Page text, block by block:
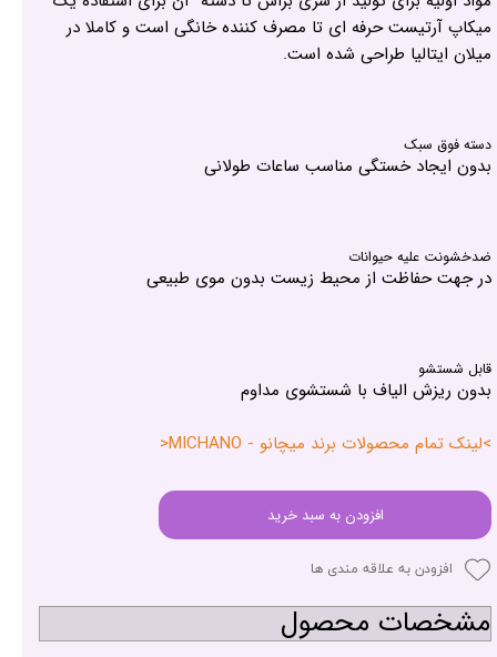
میکاپ آرتیست حرفه ای تا مصرف کننده خانگی است و کاملا در
میلان ایتالیا طراحی شده است.
دسته فوق سبک
بدون ایجاد خستگی مناسب ساعات طولانی
ضدخشونت علیه حیوانات
در جهت حفاظت از محیط زیست بدون موی طبیعی
قابل شستشو
بدون ریزش الیاف با شستشوی مداوم
>لینک تمام محصولات برند میچانو - MICHANO<
افزودن به سبد خرید
افزودن به علاقه مندی ها
مشخصات محصول